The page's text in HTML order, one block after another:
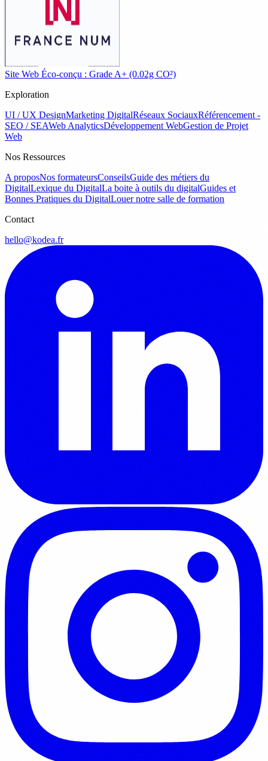
Site Web Éco-conçu : Grade A+ (0.02g CO²)
Exploration
UI / UX DesignMarketing DigitalRéseaux SociauxRéférencement -
SEO / SEAWeb AnalyticsDéveloppement WebGestion de Projet
Web
Nos Ressources
A proposNos formateursConseilsGuide des métiers du
DigitalLexique du DigitalLa boite à outils du digitalGuides et
Bonnes Pratiques du DigitalLouer notre salle de formation
Contact
hello@kodea.fr